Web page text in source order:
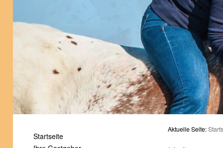
1 2 3 4 5 6
Startseite
Aktuelle Seite: